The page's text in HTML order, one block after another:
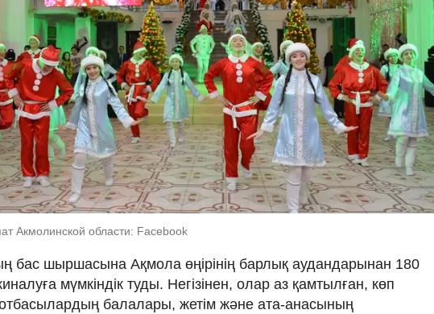
Акмолинской области: Facebook
бас шыршасына Ақмола өңірінің барлық аудандарынан 180
мүмкіндік туды. Негізінен, олар аз қамтылған, көп
балалары, жетім және ата-анасының